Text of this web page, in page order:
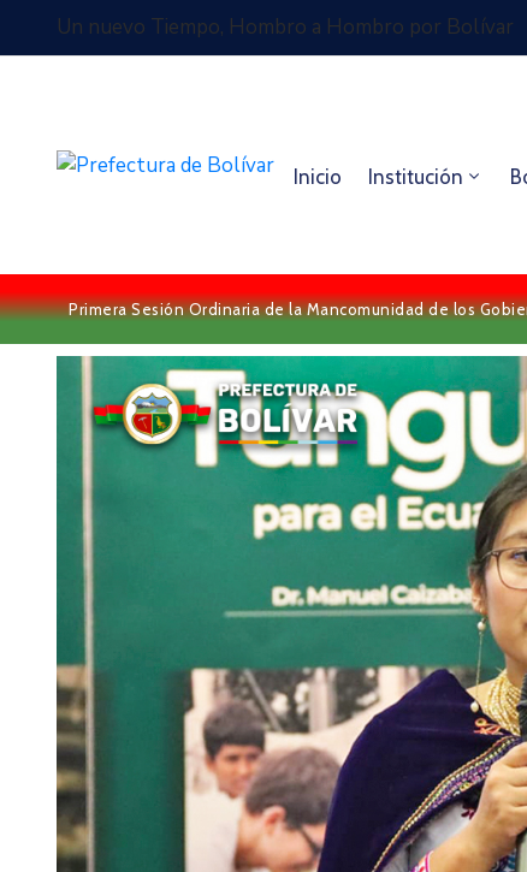
Un nuevo Tiempo, Hombro a Hombro por Bolívar
Inicio Institución
Primera Sesión Ordinaria de la Mancomunidad de los